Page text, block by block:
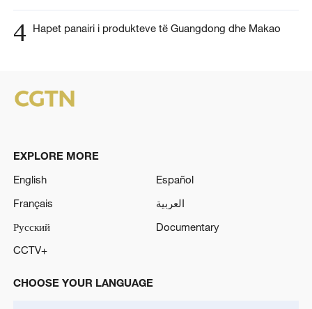
4 Hapet panairi i produkteve të Guangdong dhe Makao
EXPLORE MORE
English
Español
Français
العربية
Русский
Documentary
CCTV+
CHOOSE YOUR LANGUAGE